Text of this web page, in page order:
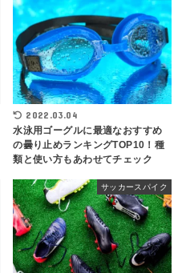
2022.03.04
水泳用ゴーグルに最適なおすすめ
の曇り止めランキングTOP10！種
類と使い方もあわせてチェック
サッカースパイク